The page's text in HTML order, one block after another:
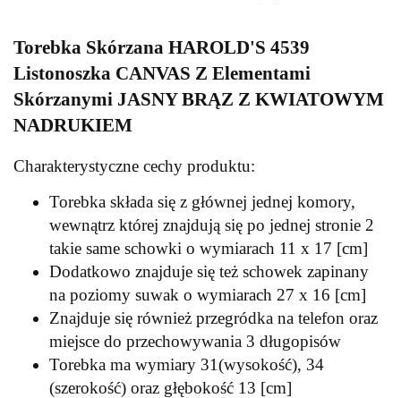
Torebka Skórzana HAROLD'S 4539
Listonoszka CANVAS Z Elementami
Skórzanymi JASNY BRĄZ Z KWIATOWYM
NADRUKIEM
Charakterystyczne cechy produktu:
Torebka składa się z głównej jednej komory,
wewnątrz której znajdują się po jednej stronie 2
takie same schowki o wymiarach 11 x 17 [cm]
Dodatkowo znajduje się też schowek zapinany
na poziomy suwak o wymiarach 27 x 16 [cm]
Znajduje się również przegródka na telefon oraz
miejsce do przechowywania 3 długopisów
Torebka ma wymiary 31(wysokość), 34
(szerokość) oraz głębokość 13 [cm]